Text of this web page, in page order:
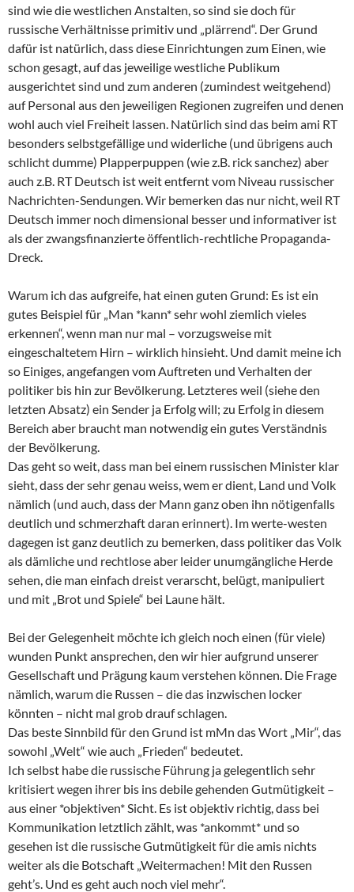
sind wie die westlichen Anstalten, so sind sie doch für
russische Verhältnisse primitiv und „plärrend“. Der Grund
dafür ist natürlich, dass diese Einrichtungen zum Einen, wie
schon gesagt, auf das jeweilige westliche Publikum
ausgerichtet sind und zum anderen (zumindest weitgehend)
auf Personal aus den jeweiligen Regionen zugreifen und denen
wohl auch viel Freiheit lassen. Natürlich sind das beim ami RT
besonders selbstgefällige und widerliche (und übrigens auch
schlicht dumme) Plapperpuppen (wie z.B. rick sanchez) aber
auch z.B. RT Deutsch ist weit entfernt vom Niveau russischer
Nachrichten-Sendungen. Wir bemerken das nur nicht, weil RT
Deutsch immer noch dimensional besser und informativer ist
als der zwangsfinanzierte öffentlich-rechtliche Propaganda-
Dreck.
Warum ich das aufgreife, hat einen guten Grund: Es ist ein
gutes Beispiel für „Man *kann* sehr wohl ziemlich vieles
erkennen“, wenn man nur mal – vorzugsweise mit
eingeschaltetem Hirn – wirklich hinsieht. Und damit meine ich
so Einiges, angefangen vom Auftreten und Verhalten der
politiker bis hin zur Bevölkerung. Letzteres weil (siehe den
letzten Absatz) ein Sender ja Erfolg will; zu Erfolg in diesem
Bereich aber braucht man notwendig ein gutes Verständnis
der Bevölkerung.
Das geht so weit, dass man bei einem russischen Minister klar
sieht, dass der sehr genau weiss, wem er dient, Land und Volk
nämlich (und auch, dass der Mann ganz oben ihn nötigenfalls
deutlich und schmerzhaft daran erinnert). Im werte-westen
dagegen ist ganz deutlich zu bemerken, dass politiker das Volk
als dämliche und rechtlose aber leider unumgängliche Herde
sehen, die man einfach dreist verarscht, belügt, manipuliert
und mit „Brot und Spiele“ bei Laune hält.
Bei der Gelegenheit möchte ich gleich noch einen (für viele)
wunden Punkt ansprechen, den wir hier aufgrund unserer
Gesellschaft und Prägung kaum verstehen können. Die Frage
nämlich, warum die Russen – die das inzwischen locker
könnten – nicht mal grob drauf schlagen.
Das beste Sinnbild für den Grund ist mMn das Wort „Mir“, das
sowohl „Welt“ wie auch „Frieden“ bedeutet.
Ich selbst habe die russische Führung ja gelegentlich sehr
kritisiert wegen ihrer bis ins debile gehenden Gutmütigkeit –
aus einer *objektiven* Sicht. Es ist objektiv richtig, dass bei
Kommunikation letztlich zählt, was *ankommt* und so
gesehen ist die russische Gutmütigkeit für die amis nichts
weiter als die Botschaft „Weitermachen! Mit den Russen
geht’s. Und es geht auch noch viel mehr“.